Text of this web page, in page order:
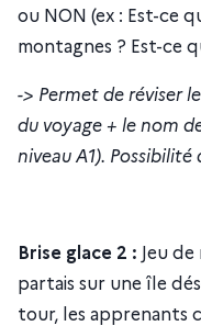
ou NON (ex : Est-ce
montagnes ? Est-ce
-> Permet de réviser
du voyage + le nom
niveau A1).
Brise glace 2 : Jeu
partais sur une île
tour, les apprenants